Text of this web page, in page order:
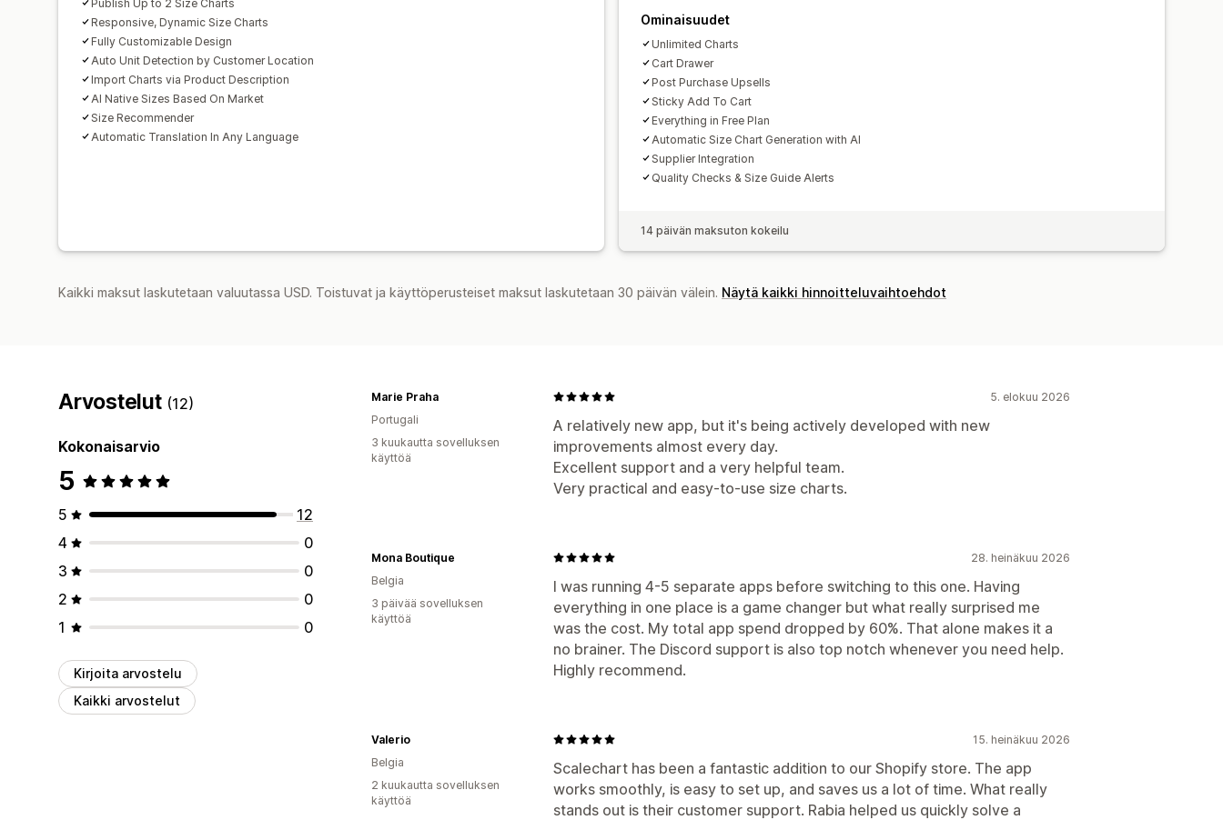
Publish Up to 2 Size Charts
Responsive, Dynamic Size Charts
Fully Customizable Design
Auto Unit Detection by Customer Location
Import Charts via Product Description
AI Native Sizes Based On Market
Size Recommender
Automatic Translation In Any Language
Ominaisuudet
Unlimited Charts
Cart Drawer
Post Purchase Upsells
Sticky Add To Cart
Everything in Free Plan
Automatic Size Chart Generation with AI
Supplier Integration
Quality Checks & Size Guide Alerts
14 päivän maksuton kokeilu
Kaikki maksut laskutetaan valuutassa USD. Toistuvat ja käyttöperusteiset maksut laskutetaan 30 päivän välein. Näytä kaikki hinnoitteluvaihtoehdot
Arvostelut (12)
Kokonaisarvio
5
5
12
4
0
3
0
2
0
1
0
Kirjoita arvostelu
Kaikki arvostelut
5. elokuu 2026
A relatively new app, but it's being actively developed with new
improvements almost every day.
Excellent support and a very helpful team.
Very practical and easy-to-use size charts.
Marie Praha
Portugali
3 kuukautta sovelluksen
käyttöä
28. heinäkuu 2026
I was running 4-5 separate apps before switching to this one. Having
everything in one place is a game changer but what really surprised me
was the cost. My total app spend dropped by 60%. That alone makes it a
no brainer. The Discord support is also top notch whenever you need help.
Highly recommend.
Mona Boutique
Belgia
3 päivää sovelluksen
käyttöä
15. heinäkuu 2026
Scalechart has been a fantastic addition to our Shopify store. The app
works smoothly, is easy to set up, and saves us a lot of time. What really
stands out is their customer support. Rabia helped us quickly solve a
Valerio
Belgia
2 kuukautta sovelluksen
käyttöä